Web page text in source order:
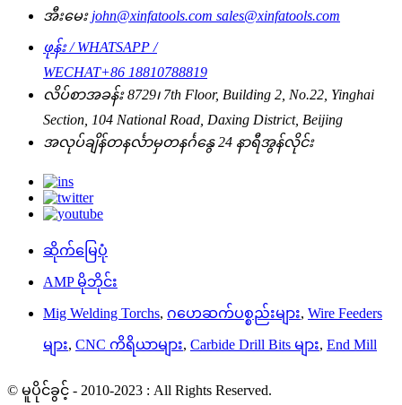
အီးမေး john@xinfatools.com sales@xinfatools.com
ဖုန်း / WHATSAPP /
WECHAT+86 18810788819
လိပ်စာအခန်း 8729၊ 7th Floor, Building 2, No.22, Yinghai
Section, 104 National Road, Daxing District, Beijing
အလုပ်ချိန်တနင်္လာမှတနင်္ဂနွေ 24 နာရီအွန်လိုင်း
ဆိုက်မြေပုံ
AMP မိုဘိုင်း
Mig Welding Torchs, ဂဟေဆက်ပစ္စည်းများ, Wire Feeders
များ, CNC ကိရိယာများ, Carbide Drill Bits များ, End Mill
© မူပိုင်ခွင့် - 2010-2023 : All Rights Reserved.